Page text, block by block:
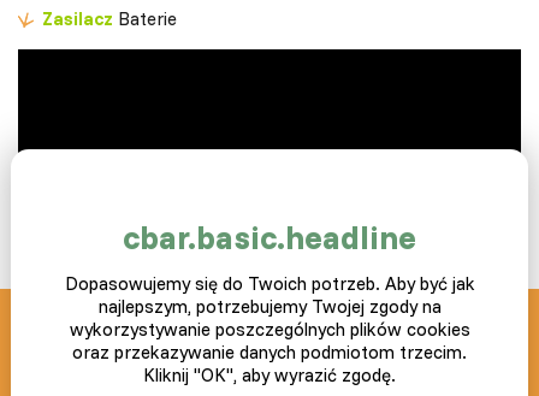
Zasilacz Baterie
SLEPICAR blog z pasją
info@slepicar.pl
cbar.basic.headline
Dopasowujemy się do Twoich potrzeb. Aby być jak
najlepszym, potrzebujemy Twojej zgody na
wykorzystywanie poszczególnych plików cookies
oraz przekazywanie danych podmiotom trzecim.
Kliknij "OK", aby wyrazić zgodę.